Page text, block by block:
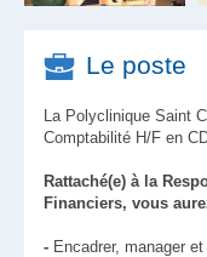
Le poste
La Polyclinique Saint
Comptabilité H/F en
Rattaché(e) à la
Financiers, vous
- Encadrer, manager